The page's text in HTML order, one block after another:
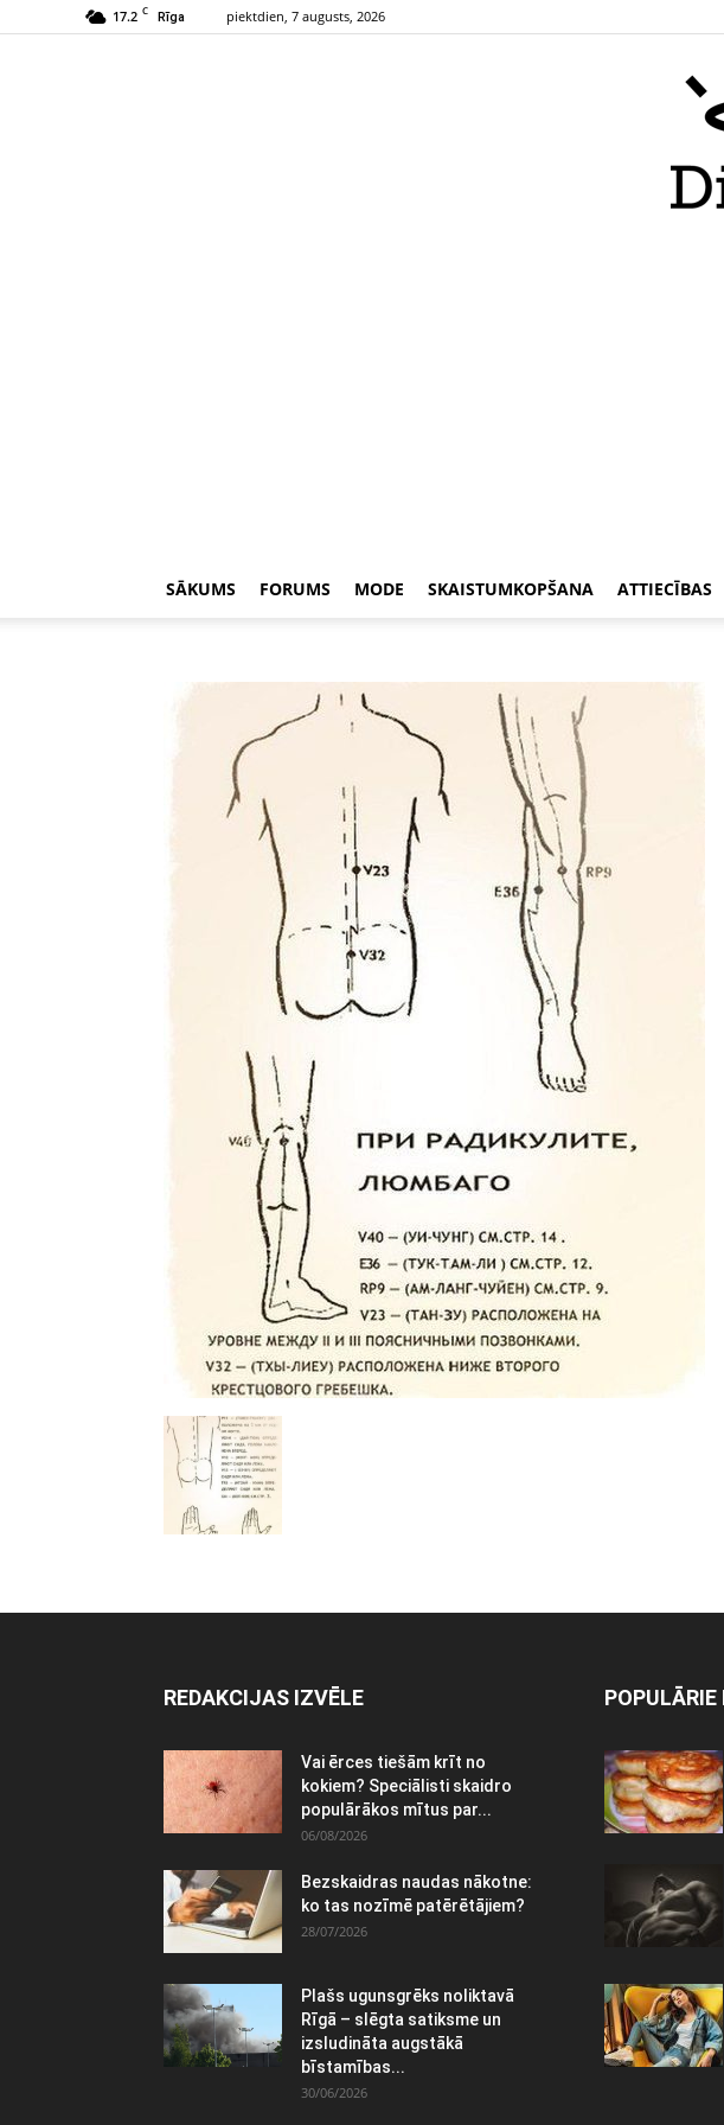
17.2 C Rīga piektdien, 7 augusts, 2026
SĀKUMS FORUMS MODE SKAISTUMKOPŠANA ATTIECĪBAS
REDAKCIJAS IZVĒLE
Vai ērces tiešām krīt no
kokiem? Speciālisti skaidro
populārākos mītus par...
06/08/2026
Bezskaidras naudas nākotne:
ko tas nozīmē patērētājiem?
28/07/2026
Plašs ugunsgrēks noliktavā
Rīgā – slēgta satiksme un
izsludināta augstākā
bīstamības...
30/06/2026
POPULĀRIE